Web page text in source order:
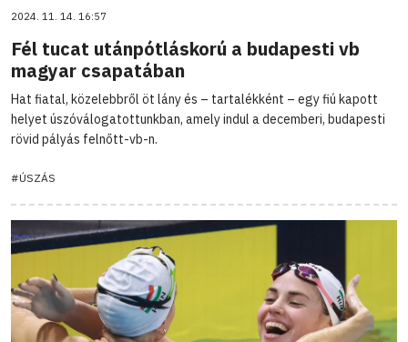
2024. 11. 14. 16:57
Fél tucat utánpótláskorú a budapesti vb
magyar csapatában
Hat fiatal, közelebbről öt lány és – tartalékként – egy fiú kapott
helyet úszóválogatottunkban, amely indul a decemberi, budapesti
rövid pályás felnőtt-vb-n.
#ÚSZÁS